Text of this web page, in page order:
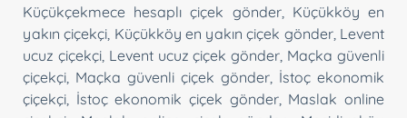
Küçükçekmece hesaplı çiçek gönder, Küçükköy en
yakın çiçekçi Küçükköy en yakın çiçek gönder, Levent
ucuz çiçekçi, Levent ucuz çiçek gönder Maçka güvenli
çiçekçi Maçka güvenli çiçek gönder İstoç ekonomik
çiçekçi İstoç ekonomik çiçek gönder, Maslak online